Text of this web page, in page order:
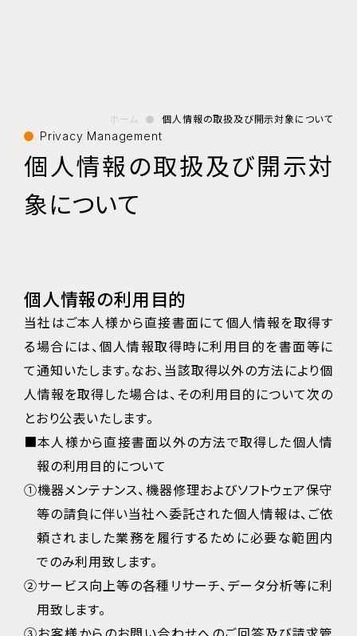
ホーム
個人情報の取扱及び開示対象について
Privacy Management
個人情報の取扱及び開示対
象について
個人情報の利用目的
当社はご本人様から直接書面にて個人情報を取得す
る場合には、個人情報取得時に利用目的を書面等に
て通知いたします。なお、当該取得以外の方法により個
人情報を取得した場合は、その利用目的について次の
とおり公表いたします。
■本人様から直接書面以外の方法で取得した個人情
報の利用目的について
①機器メンテナンス、機器修理およびソフトウェア保守
等の請負に伴い当社へ委託された個人情報は、ご依
頼されました業務を履行するために必要な範囲内
でのみ利用致します。
②サービス向上等の各種リサーチ、データ分析等に利
用致します。